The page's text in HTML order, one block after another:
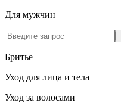
Для мужчин
Бритье
Уход для лица и тела
Уход за волосами